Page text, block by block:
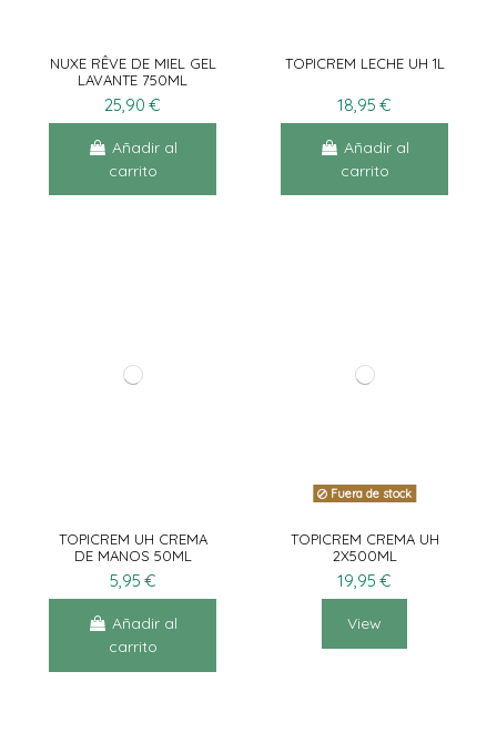
NUXE RÊVE DE MIEL GEL
LAVANTE 750ML
25,90 €
Añadir al
carrito
TOPICREM LECHE UH 1L
18,95 €
Añadir al
carrito
TOPICREM UH CREMA
DE MANOS 50ML
5,95 €
Añadir al
carrito
Fuera de stock
TOPICREM CREMA UH
2X500ML
19,95 €
View